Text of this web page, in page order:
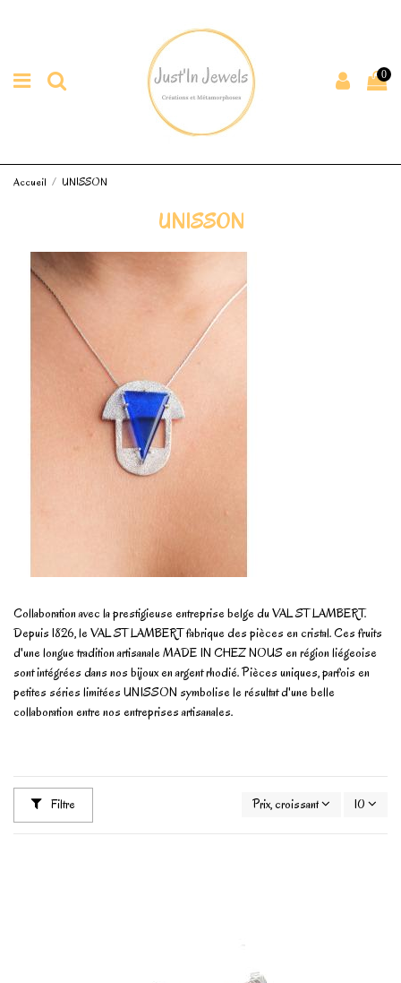
0
Accueil UNISSON
UNISSON
Collaboration avec la prestigieuse entreprise belge du VAL ST LAMBERT.
Depuis 1826, le VAL ST LAMBERT fabrique des pièces en cristal. Ces fruits
d'une longue tradition artisanale MADE IN CHEZ NOUS en région liégeoise
sont intégrées dans nos bijoux en argent rhodié. Pièces uniques, parfois en
petites séries limitées UNISSON symbolise le résultat d'une belle
collaboration entre nos entreprises artisanales.
Filtre Prix, croissant 10